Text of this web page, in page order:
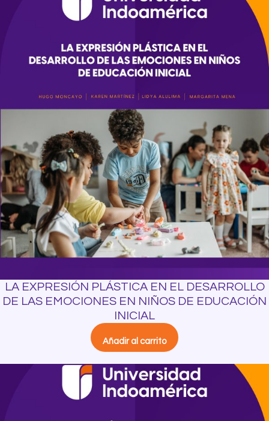
LA EXPRESIÓN PLÁSTICA EN EL DESARROLLO
DE LAS EMOCIONES EN NIÑOS DE EDUCACIÓN
INICIAL
Añadir al carrito